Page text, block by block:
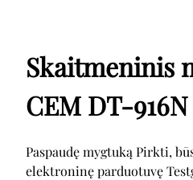
Skaitmeninis
CEM DT-916N
Paspaudę mygtuką Pirkti,
elektroninę parduotuvę